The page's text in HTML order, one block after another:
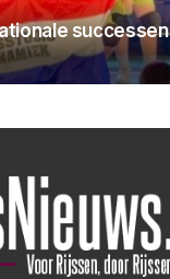
successen